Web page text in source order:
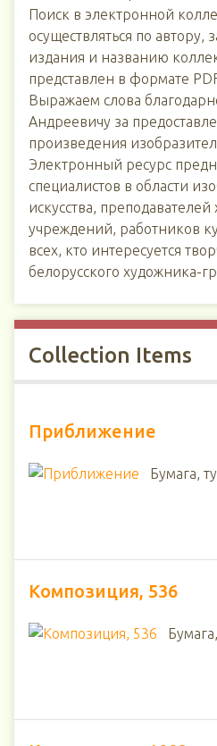
Поиск в электронной
осуществляться по автору,
издания и названию
представлен в формате
Выражаем слова
Андреевичу за
произведения
Электронный ресурс
специалистов в области
искусства,
учреждений, работников
всех, кто интересуется
белорусского художника-
Collection Items
Приближение
Бумага,
Композиция, 536